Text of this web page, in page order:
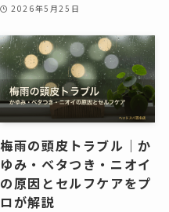
2026年5月25日
梅雨の頭皮トラブル｜か
ゆみ・ベタつき・ニオイ
の原因とセルフケアをプ
ロが解説